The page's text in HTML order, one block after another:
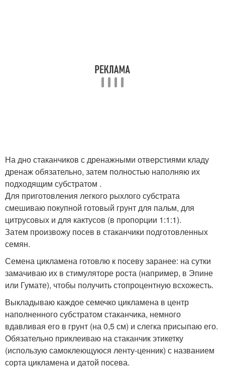
На дно стаканчиков с дренажными отверстиями кладу
дренаж обязательно, затем полностью наполняю их
подходящим субстратом .
Для приготовления легкого рыхлого субстрата
смешиваю покупной готовый грунт для пальм, для
цитрусовых и для кактусов (в пропорции 1:1:1).
Затем произвожу посев в стаканчики подготовленных
семян.
Семена цикламена готовлю к посеву заранее: на сутки
замачиваю их в стимуляторе роста (например, в Эпине
или Гумате), чтобы получить стопроцентную всхожесть.
Выкладываю каждое семечко цикламена в центр
наполненного субстратом стаканчика, немного
вдавливая его в грунт (на 0,5 см) и слегка присыпаю его.
Обязательно приклеиваю на стаканчик этикетку
(использую самоклеющуюся ленту-ценник) с названием
сорта цикламена и датой посева.